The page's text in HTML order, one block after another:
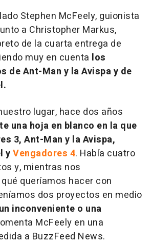
Stephen McFeely, guionista
a Christopher Markus,
de la cuarta entrega de
muy en cuenta los
deAnt-Man y la Avispay de
lugar, hace dos años
una hoja en blanco en la que
3, Ant-Man y la Avispa,
yVengadores 4. Había cuatro
y, mientras nos
queríamos hacer con
dos proyectos en medio
inconveniente o una
McFeely en una
a BuzzFeed News.